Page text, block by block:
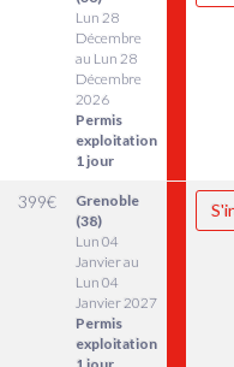
Lun 28
Décembre
au Lun 28
Décembre
2026
Permis
exploitation
1 jour
399€
Grenoble
(38)
Lun 04
Janvier au
Lun 04
Janvier 2027
Permis
exploitation